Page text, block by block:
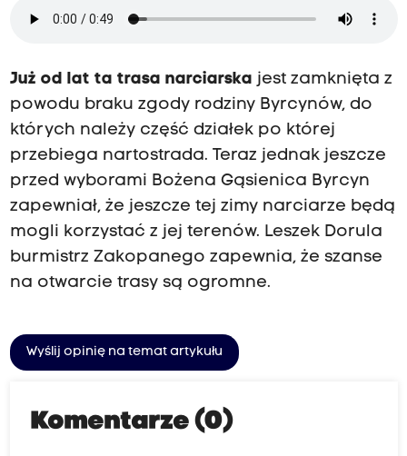
Już od lat ta trasa narciarska jest zamknięta z
powodu braku zgody rodziny Byrcynów, do
których należy część działek po której
przebiega nartostrada. Teraz jednak jeszcze
przed wyborami Bożena Gąsienica Byrcyn
zapewniał, że jeszcze tej zimy narciarze będą
mogli korzystać z jej terenów. Leszek Dorula
burmistrz Zakopanego zapewnia, że szanse
na otwarcie trasy są ogromne.
Wyślij opinię na temat artykułu
Komentarze (0)